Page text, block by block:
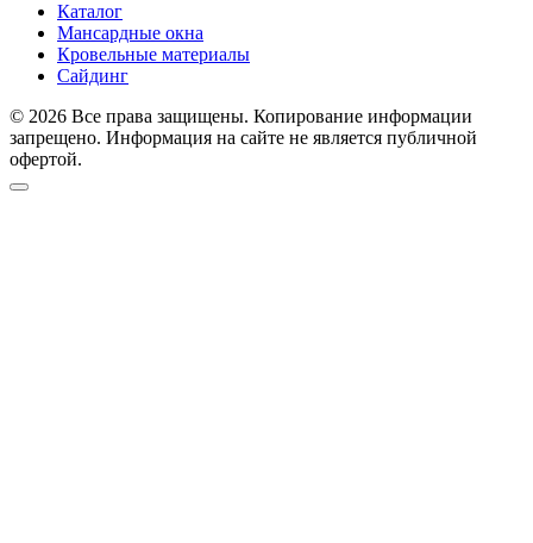
Каталог
Мансардные окна
Кровельные материалы
Сайдинг
© 2026 Все права защищены. Копирование информации
запрещено. Информация на сайте не является публичной
офертой.